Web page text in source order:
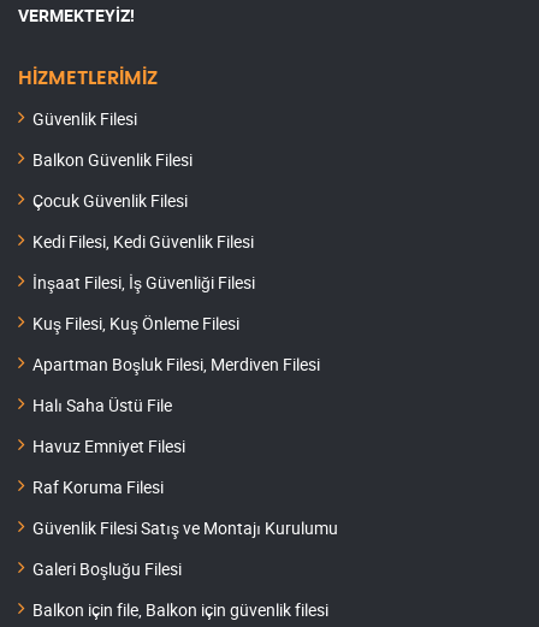
VERMEKTEYİZ!
HİZMETLERİMİZ
Güvenlik Filesi
Balkon Güvenlik Filesi
Çocuk Güvenlik Filesi
Kedi Filesi, Kedi Güvenlik Filesi
İnşaat Filesi, İş Güvenliği Filesi
Kuş Filesi, Kuş Önleme Filesi
Apartman Boşluk Filesi, Merdiven Filesi
Halı Saha Üstü File
Havuz Emniyet Filesi
Raf Koruma Filesi
Güvenlik Filesi Satış ve Montajı Kurulumu
Galeri Boşluğu Filesi
Balkon için file, Balkon için güvenlik filesi